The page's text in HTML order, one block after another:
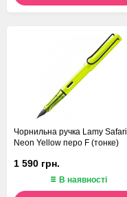
Чорнильна ручка Lamy Safari
Neon Yellow перо F (тонке)
1 590 грн.
В наявності